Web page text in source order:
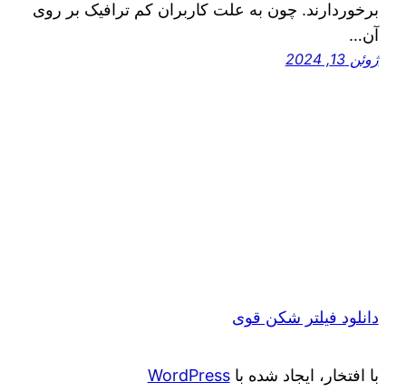
برخوردارند. چون به علت کاربران کم ترافیک بر روی
آن…
ژوئن 13, 2024
دانلود فیلتر شکن قوی
با افتخار، ایجاد شده باWordPress